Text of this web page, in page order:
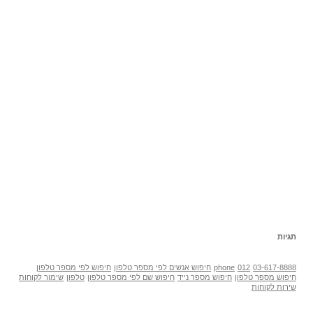
תגיות
03-617-8888
012
phone חיפוש אנשים לפי מספר טלפון חיפוש לפי מספר טלפון
חיפוש מספר טלפון חיפוש מספר נייד חיפוש שם לפי מספר טלפון טלפון שימור לקוחות
שירות לקוחות